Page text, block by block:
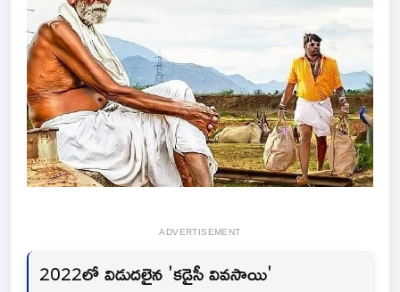
ADVERTISEMENT
2022లో విడుదలైన 'కడైసీ వివసాయి'